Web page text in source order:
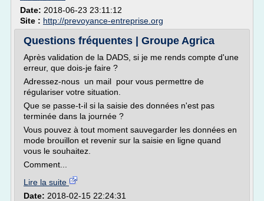
Date: 2018-06-23 23:11:12
Site : http://prevoyance-entreprise.org
Questions fréquentes | Groupe Agrica
Après validation de la DADS, si je me rends compte d'une
erreur, que dois-je faire ?
Adressez-nous un mail pour vous permettre de
régulariser votre situation.
Que se passe-t-il si la saisie des données n'est pas
terminée dans la journée ?
Vous pouvez à tout moment sauvegarder les données en
mode brouillon et revenir sur la saisie en ligne quand
vous le souhaitez.
Comment...
Lire la suite
Date: 2018-02-15 22:24:31